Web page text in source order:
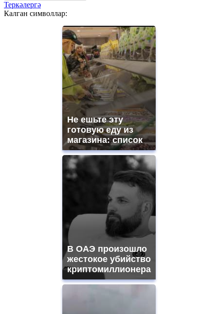
Теркәлергә
Калган символлар:
Не ешьте эту
готовую еду из
магазина: список
В ОАЭ произошло
жестокое убийство
криптомиллионера